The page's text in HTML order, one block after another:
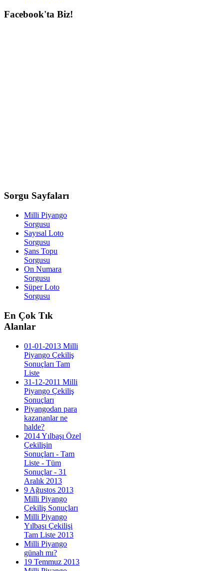
Facebook'ta Biz!
Sorgu Sayfaları
Milli Piyango
Sorgusu
Sayısal Loto
Sorgusu
Şans Topu
Sorgusu
On Numara
Sorgusu
Süper Loto
Sorgusu
En Çok Tık
Alanlar
01-01-2013 Milli
Piyango Çekiliş
Sonuçları Tam
Liste
31-12-2011 Milli
Piyango Çekiliş
Sonuçları
Piyangodan para
kazananlar ne
halde?
2014 Yılbaşı Özel
Çekilişin
Sonuçları - Tam
Liste - Tüm
Sonuçlar - 31
Aralık 2013
9 Ağustos 2013
Milli Piyango
Çekiliş Sonuçları
Milli Piyango
Yılbaşı Çekilişi
Tam Liste 2013
Milli Piyango
günah mı?
19 Temmuz 2013